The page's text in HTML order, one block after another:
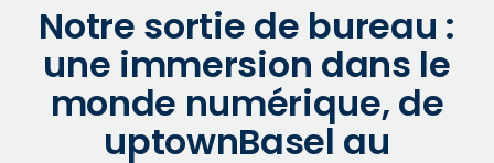
Notre sortie de bureau :
une immersion dans le
monde numérique, de
uptownBasel au